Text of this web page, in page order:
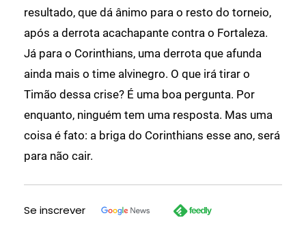
resultado, que dá ânimo para o resto do torneio,
após a derrota acachapante contra o Fortaleza.
Já para o Corinthians, uma derrota que afunda
ainda mais o time alvinegro. O que irá tirar o
Timão dessa crise? É uma boa pergunta. Por
enquanto, ninguém tem uma resposta. Mas uma
coisa é fato: a briga do Corinthians esse ano, será
para não cair.
Se inscrever